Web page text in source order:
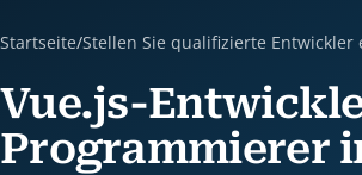
Startseite/Stellen Sie qualifizierte Entwickler
Vue.js-
Programmierer